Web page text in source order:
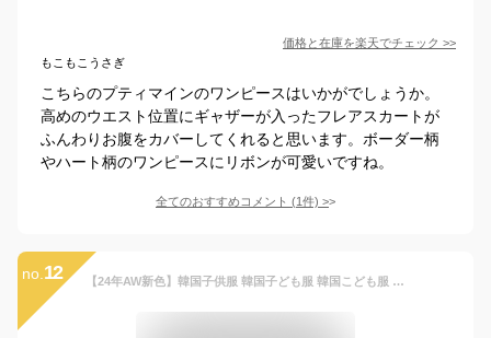
価格と在庫を楽天でチェック >>
もこもこうさぎ
こちらのプティマインのワンピースはいかがでしょうか。
高めのウエスト位置にギャザーが入ったフレアスカートが
ふんわりお腹をカバーしてくれると思います。ボーダー柄
やハート柄のワンピースにリボンが可愛いですね。
全てのおすすめコメント (1件) >
no. 12 【24年AW新色】韓国子供服 韓国子ども服 韓国こども服 Bee 女の子 キッズ ドッキング 重ね着風 Tシャツ チュール メロウ 無地 春 秋 冬 100 110 120 130 140 150 ◇長袖ワンピース◇